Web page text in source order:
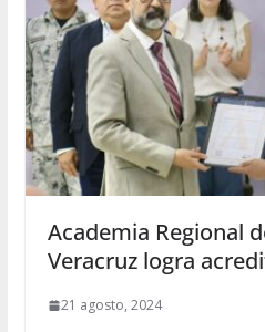
Academia Regional
Veracruz logra
21 agosto, 2024